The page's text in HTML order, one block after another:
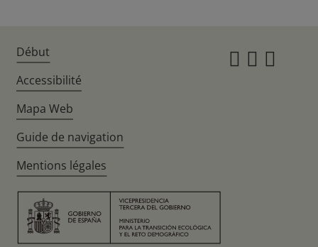
Début
Accessibilité
Mapa Web
Guide de navigation
Mentions légales